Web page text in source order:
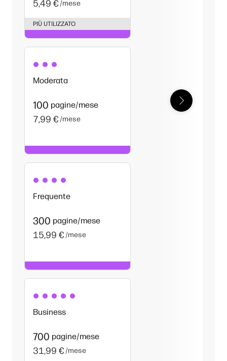
5,49 € /mese
PIÙ UTILIZZATO
Moderata
100 pagine/mese
7,99 € /mese
Frequente
300 pagine/mese
15,99 € /mese
Business
700 pagine/mese
31,99 € /mese